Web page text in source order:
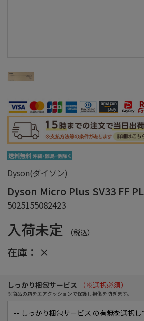
Dyson(ダイソン)
Dyson Micro Plus SV33 FF PL
5025155082423
入荷未定 （税込）
在庫： ×
しっかり梱包サービス （※選択必須）
※商品の箱をエアクッションで保護し損傷を防ぎます。